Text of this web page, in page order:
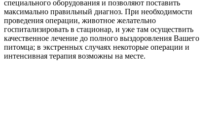
специального оборудования и позволяют поставить
максимально правильный диагноз. При необходимости
проведения операции, животное желательно
госпитализировать в стационар, и уже там осуществить
качественное лечение до полного выздоровления Вашего
питомца; в экстренных случаях некоторые операции и
интенсивная терапия возможны на месте.